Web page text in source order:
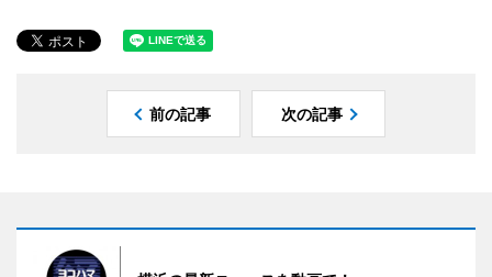
前の記事 次の記事